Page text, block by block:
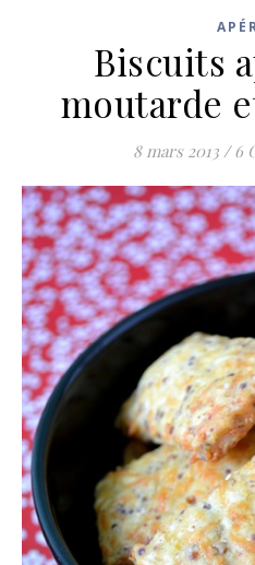
Biscuits
moutarde
8 mars 2013 / 6